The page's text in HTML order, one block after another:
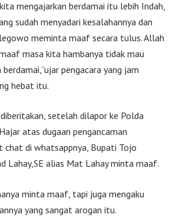
mengajarkan berdamai itu lebih Indah,
sudah menyadari kesalahannya dan
meminta maaf secara tulus. Allah
masa kita hambanya tidak mau
pengacara yang jam
hebat itu.
setelah dilapor ke Polda
atas dugaan pengancaman
chat di whatsappnya, Bupati Tojo
Lahay,SE alias Mat Lahay minta maaf.
minta maaf, tapi juga mengaku
yang sangat arogan itu.